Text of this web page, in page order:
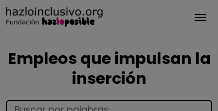
Empleos que impulsan la
inserción